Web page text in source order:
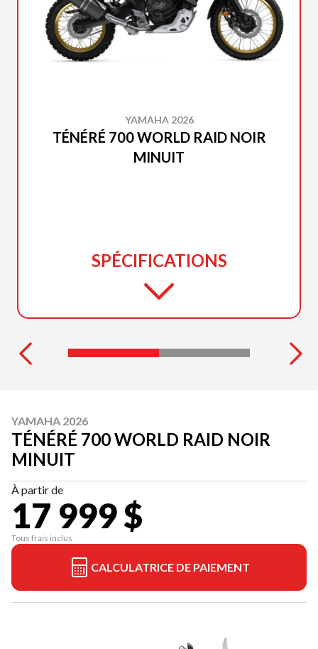
YAMAHA 2026
TÉNÉRÉ 700 WORLD RAID NOIR
MINUIT
SPÉCIFICATIONS
YAMAHA 2026
TÉNÉRÉ 700 WORLD RAID NOIR
MINUIT
À partir de
17 999 $
Tous frais inclus
CALCULATRICE DE PAIEMENT